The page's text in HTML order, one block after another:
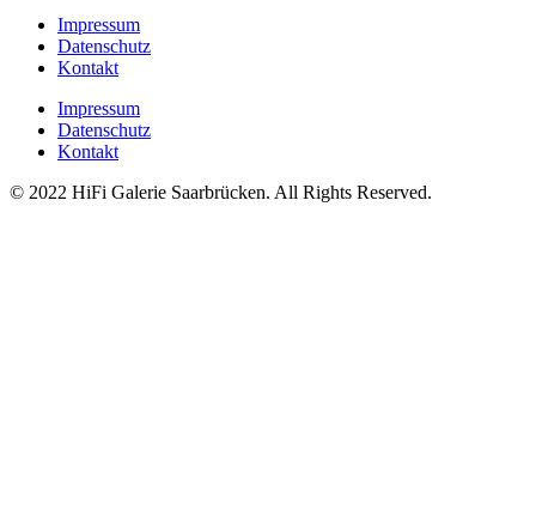
Impressum
Datenschutz
Kontakt
Impressum
Datenschutz
Kontakt
© 2022 HiFi Galerie Saarbrücken. All Rights Reserved.